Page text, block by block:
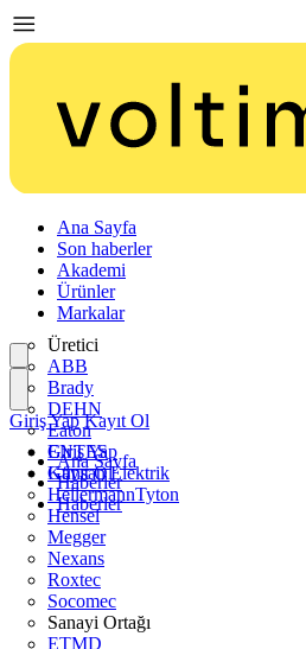
Ana Sayfa
Son haberler
Akademi
Ürünler
Markalar
Üretici
ABB
Brady
DEHN
Eaton
ENTES
Günsan Elektrik
HellermannTyton
Hensel
Megger
Nexans
Roxtec
Socomec
Sanayi Ortağı
ETMD
Giriş Yap
Kayıt Ol
Giriş Yap Kayıt Ol
Ana Sayfa
Haberler
Haberler